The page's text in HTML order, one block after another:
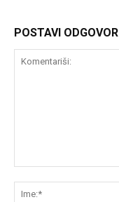
POSTAVI ODGOVOR